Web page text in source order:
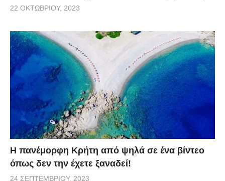
22 ΟΚΤΩΒΡΊΟΥ, 2023
Η πανέμορφη Κρήτη από ψηλά σε ένα βίντεο
όπως δεν την έχετε ξαναδεί!
24 ΣΕΠΤΕΜΒΡΊΟΥ, 2023